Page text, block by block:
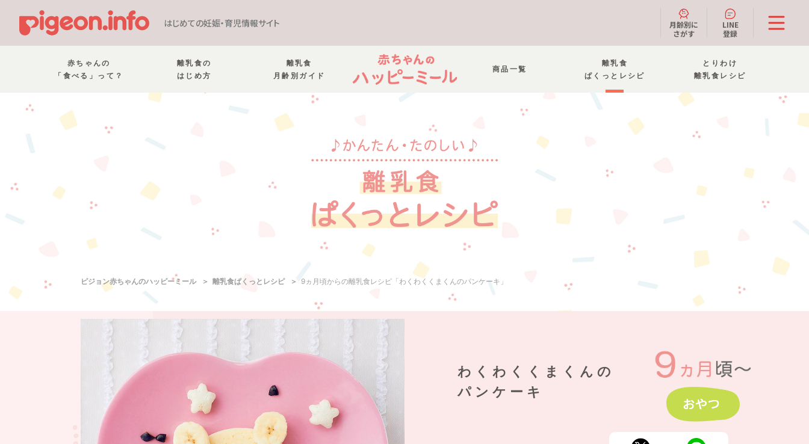
はじめての妊娠・育児情報サイト
月齢別に
さがす
LINE
登録
赤ちゃんの
「食べる」って？
離乳食の
はじめ方
離乳食
月齢別ガイド
商品一覧
離乳食
ぱくっとレシピ
とりわけ
離乳食レシピ
ピジョン赤ちゃんのハッピーミール 離乳食ぱくっとレシピ 9ヵ月頃からの離乳食レシピ「わくわくくまくんのパンケーキ」
わくわくくまくんの
パンケーキ